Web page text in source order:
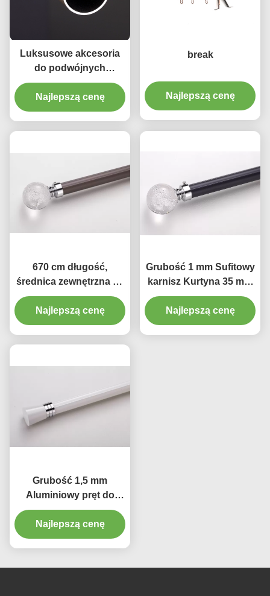
Luksusowe akcesoria
do podwójnych
wsporników
Regulowany karnisz ze
stopu aluminium 28 mm
Najlepszą cenę
break
Najlepszą cenę
670 cm długość,
średnica zewnętrzna 28
mm, aluminiowe pręty
do zasłon
prysznicowych
Najlepszą cenę
Grubość 1 mm Sufitowy
karnisz Kurtyna 35 mm
Heavy Duty
Najlepszą cenę
Grubość 1,5 mm
Aluminiowy pręt do
zasłon 30 mm Karnisz E
Powierzchnia poszycia
Najlepszą cenę